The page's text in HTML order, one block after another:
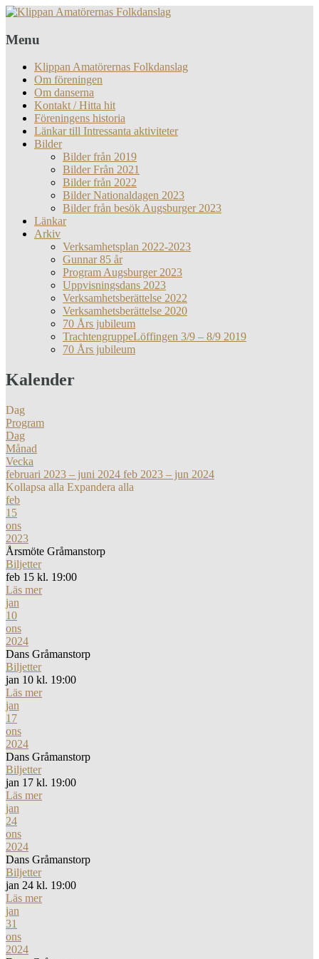
Menu
Klippan Amatörernas Folkdanslag
Om föreningen
Om danserna
Kontakt / Hitta hit
Föreningens historia
Länkar till Intressanta aktiviteter
Bilder
Bilder från 2019
Bilder Från 2021
Bilder från 2022
Bilder Nationaldagen 2023
Bilder från besök Augsburger 2023
Länkar
Arkiv
Verksamhetsplan 2022-2023
Gunnar 85 år
Program Augsburger 2023
Uppvisningsdans 2023
Verksamhetsberättelse 2022
Verksamhetsberättelse 2020
70 Års jubileum
TrachtengruppeLöffingen 3/9 – 8/9 2019
70 Års jubileum
Kalender
Dag
Program
Dag
Månad
Vecka
februari 2023 – juni 2024 feb 2023 – jun 2024
Kollapsa alla Expandera alla
feb
15
ons
2023
Årsmöte Gråmanstorp
Biljetter
feb 15 kl. 19:00
Läs mer
jan
10
ons
2024
Dans Gråmanstorp
Biljetter
jan 10 kl. 19:00
Läs mer
jan
17
ons
2024
Dans Gråmanstorp
Biljetter
jan 17 kl. 19:00
Läs mer
jan
24
ons
2024
Dans Gråmanstorp
Biljetter
jan 24 kl. 19:00
Läs mer
jan
31
ons
2024